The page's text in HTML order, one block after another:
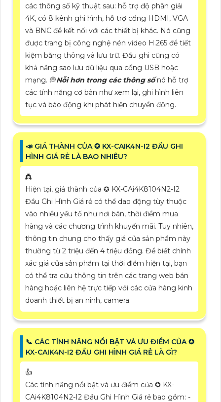
các thông số kỹ thuật sau: hỗ trợ độ phân giải
4K, có 8 kênh ghi hình, hỗ trợ cổng HDMI, VGA
và BNC để kết nối với các thiết bị khác. Nó cũng
được trang bị công nghệ nén video H.265 để tiết
kiệm băng thông và lưu trữ. Đầu ghi cũng có
khả năng sao lưu dữ liệu qua cổng USB hoặc
mạng. 💭Nỗi hơn trong các thông sốnó hỗ trợ
các tính năng cơ bản như xem lại, ghi hình liên
tục và báo động khi phát hiện chuyển động.
📣 GIÁ THÀNH CỦA ✪ KX-CAIK4N-I2 ĐẦU GHI
HÌNH GIÁ RẺ LÀ BAO NHIÊU?
👸
Hiện tại, giá thành của ✪ KX-CAi4K8104N2-I2
Đầu Ghi Hình Giá rẻ có thể dao động tùy thuộc
vào nhiều yếu tố như nơi bán, thời điểm mua
hàng và các chương trình khuyến mãi. Tuy nhiên,
thông tin chung cho thấy giá của sản phẩm này
thường từ 2 triệu đến 4 triệu đồng. Để biết chính
xác giá của sản phẩm tại thời điểm hiện tại, bạn
có thể tra cứu thông tin trên các trang web bán
hàng hoặc liên hệ trực tiếp với các cửa hàng kinh
doanh thiết bị an ninh, camera.
📞 CÁC TÍNH NĂNG NỔI BẬT VÀ ƯU ĐIỂM CỦA ✪
KX-CAIK4N-I2 ĐẦU GHI HÌNH GIÁ RẺ LÀ GÌ?
👍
Các tính năng nổi bật và ưu điểm của ✪ KX-
CAi4K8104N2-I2 Đầu Ghi Hình Giá rẻ bao gồm: -